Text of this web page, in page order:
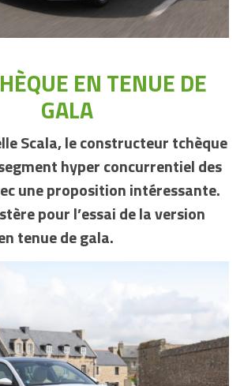
EN TENUE DE
GALA
Scala, le constructeur tchèque
hyper concurrentiel des
une proposition intéressante.
pour l’essai de la version
tenue de gala.